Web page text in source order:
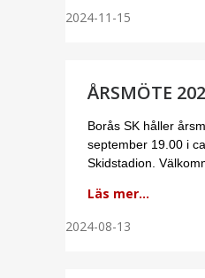
2024-11-15
ÅRSMÖTE
Borås SK håller
september 19.00 i
Skidstadion.
Läs mer...
2024-08-13